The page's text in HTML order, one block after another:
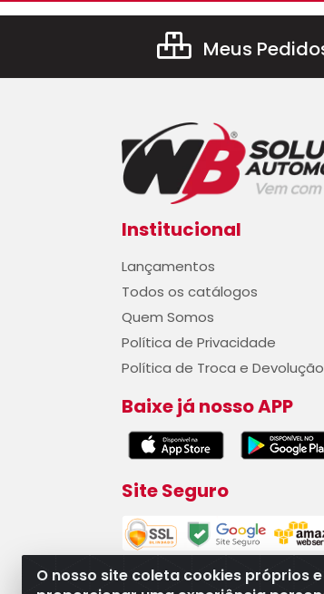
O nosso site coleta cookies próprios
Meus
Institucional
Lançamentos
Todos os catálogos
Quem Somos
Política de Privacidade
Política de Troca e Devolução
Baixe já nosso APP
Site Seguro